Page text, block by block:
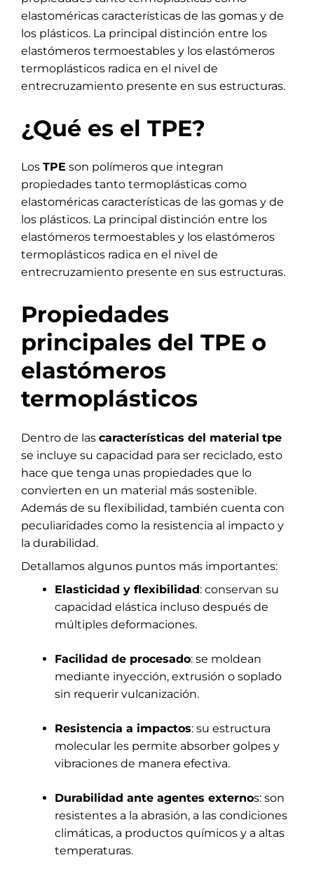
elastoméricas características de las gomas y de
los plásticos. La principal distinción entre los
elastómeros termoestables y los elastómeros
termoplásticos radica en el nivel de
entrecruzamiento presente en sus estructuras.
¿Qué es el TPE?
Los TPE son polímeros que integran
propiedades tanto termoplásticas como
elastoméricas características de las gomas y de
los plásticos. La principal distinción entre los
elastómeros termoestables y los elastómeros
termoplásticos radica en el nivel de
entrecruzamiento presente en sus estructuras.
Propiedades
principales del TPE o
elastómeros
termoplásticos
Dentro de las características del material tpe
se incluye su capacidad para ser reciclado, esto
hace que tenga unas propiedades que lo
convierten en un material más sostenible.
Además de su flexibilidad, también cuenta con
peculiaridades como la resistencia al impacto y
la durabilidad.
Detallamos algunos puntos más importantes:
Elasticidad y flexibilidad: conservan su
capacidad elástica incluso después de
múltiples deformaciones.
Facilidad de procesado: se moldean
mediante inyección, extrusión o soplado
sin requerir vulcanización.
Resistencia a impactos: su estructura
molecular les permite absorber golpes y
vibraciones de manera efectiva.
Durabilidad ante agentes externos: son
resistentes a la abrasión, a las condiciones
climáticas, a productos químicos y a altas
temperaturas.